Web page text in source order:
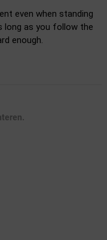
even when standing
long as you follow the
enough.